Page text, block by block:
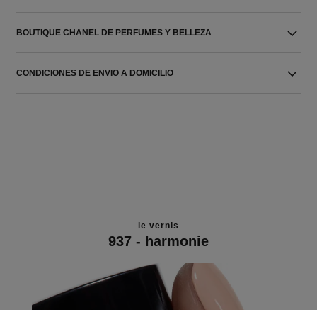
BOUTIQUE CHANEL DE PERFUMES Y BELLEZA
CONDICIONES DE ENVIO A DOMICILIO
le vernis
937 - harmonie